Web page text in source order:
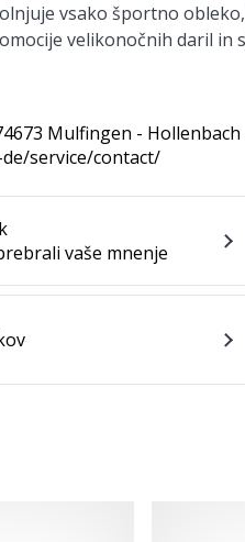
vsako športno
velikonočnih daril in
Mulfingen - Hollenbach
service/contact/
vaše mnenje